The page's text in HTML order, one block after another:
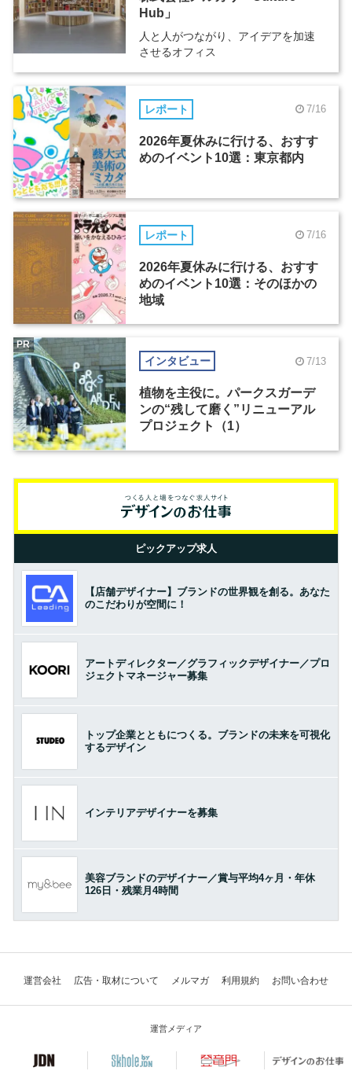
Hub」
人と人がつながり、アイデアを加速
させるオフィス
レポート 7/16
2026年夏休みに行ける、おすす
めのイベント10選：東京都内
レポート 7/16
2026年夏休みに行ける、おすす
めのイベント10選：そのほかの
地域
インタビュー 7/13
植物を主役に。パークスガーデ
ンの“残して磨く”リニューアル
プロジェクト（1）
PR
ピックアップ求人
【店舗デザイナー】ブランドの世界観を創る。あなた
のこだわりが空間に！
アートディレクター／グラフィックデザイナー／プロ
ジェクトマネージャー募集
トップ企業とともにつくる。ブランドの未来を可視化
するデザイン
インテリアデザイナーを募集
美容ブランドのデザイナー／賞与平均4ヶ月・年休
126日・残業月4時間
運営会社 広告・取材について メルマガ 利用規約 お問い合わせ
運営メディア